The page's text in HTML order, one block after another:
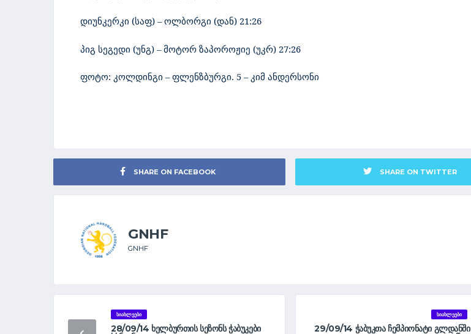
დიუნკერკი (საფ) – ოლბორგი (დან) 21:26
პიგ სეგედი (უნგ) – მოტორ ზაპოროჟიე (უკრ) 27:26
ფოტო: კოლდინგი – ფლენზბურგი. 5 – კიმ ანდერსონი
SHARE ON FACEBOOK SHARE ON TWITTER
GNHF
GNHF
ᲡᲘᲐᲮᲚᲔᲔᲑᲘ
28/09/14 ᲮᲔᲚᲑᲣᲠᲗᲘᲡ ᲡᲔᲖᲝᲜᲡ ᲭᲐᲑᲣᲙᲔᲑᲘ
ᲡᲘᲐᲮᲚᲔᲔᲑᲘ
29/09/14 ᲭᲐᲑᲣᲙᲗᲐ ᲩᲔᲛᲞᲘᲝᲜᲐᲢᲘ ᲒᲚᲓᲐᲜᲨᲘ